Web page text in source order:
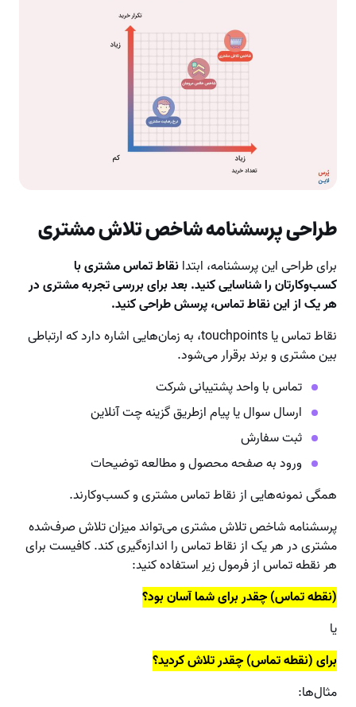
طراحی پرسشنامه شاخص تلاش مشتری
برای طراحی این پرسشنامه، ابتدانقاط تماس مشتری با
کسب‌وکارتان را شناسایی کنید. بعد برای بررسی تجربه مشتری در
هر یک از این نقاط تماس، پرسش طراحی کنید.
نقاط تماس یا touchpoints، به زمان‌هایی اشاره دارد که ارتباطی
بین مشتری و برند برقرار می‌شود.
تماس با واحد پشتیبانی شرکت
ارسال سوال یا پیام ازطریق گزینه چت آنلاین
ثبت سفارش
ورود به صفحه محصول و مطالعه توضیحات
همگی نمونه‌هایی از نقاط تماس مشتری و کسب‌وکارند.
پرسشنامه شاخص تلاش مشتری می‌تواند میزان تلاش صرف‌شده
مشتری در هر یک از نقاط تماس را اندازه‌گیری کند. کافیست برای
هر نقطه تماس از فرمول زیر استفاده کنید:
(نقطه تماس) چقدر برای شما آسان بود؟
یا
برای (نقطه تماس) چقدر تلاش کردید؟
مثال‌ها: